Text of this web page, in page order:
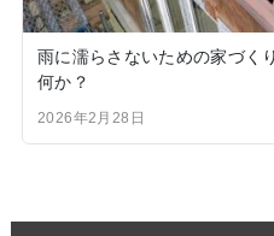
雨に濡らさないための家づく
何か？
2026年2月28日